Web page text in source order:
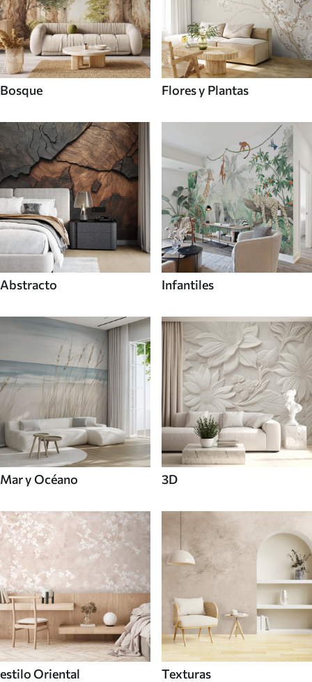
Bosque Flores y Plantas
Abstracto Infantiles
Mar y Océano 3D
estilo Oriental Texturas